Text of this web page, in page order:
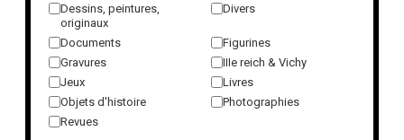
Dessins, peintures,
originaux
Divers
Documents
Figurines
Gravures
IIIe reich & Vichy
Jeux
Livres
Objets d'histoire
Photographies
Revues